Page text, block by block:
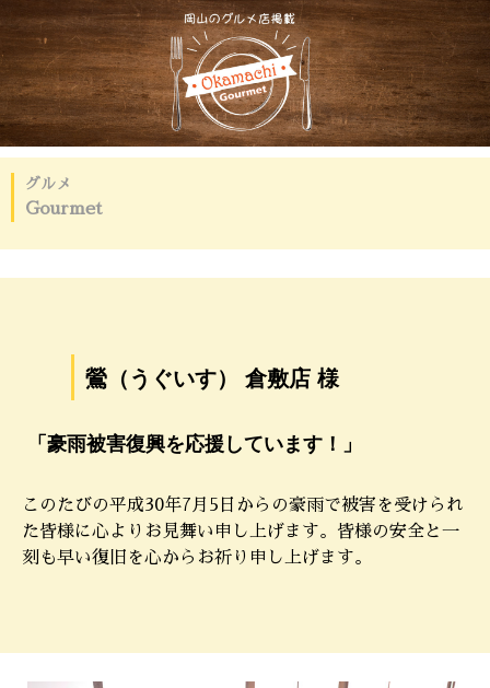
グルメ
Gourmet
鶯（うぐいす） 倉敷店 様
「豪雨被害復興を応援しています！」
このたびの平成30年7月5日からの豪雨で被害を受けられ
た皆様に心よりお見舞い申し上げます。皆様の安全と一
刻も早い復旧を心からお祈り申し上げます。